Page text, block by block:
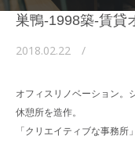
巣鴨-1998築-賃貸
2018.02.22
オフィスリノベーション。
休憩所を造作。
「クリエイティブな事務所」